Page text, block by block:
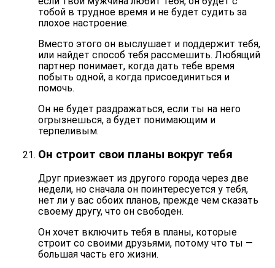
тобой в трудное время и не будет судить за
плохое настроение.
Вместо этого он выслушает и поддержит тебя,
или найдет способ тебя рассмешить. Любящий
партнер понимает, когда дать тебе время
побыть одной, а когда присоединиться и
помочь.
Он не будет раздражаться, если ты на него
огрызнешься, а будет понимающим и
терпеливым.
Он строит свои планы вокруг тебя
Друг приезжает из другого города через две
недели, но сначала он поинтересуется у тебя,
нет ли у вас обоих планов, прежде чем сказать
своему другу, что он свободен.
Он хочет включить тебя в планы, которые
строит со своими друзьями, потому что ты —
большая часть его жизни.